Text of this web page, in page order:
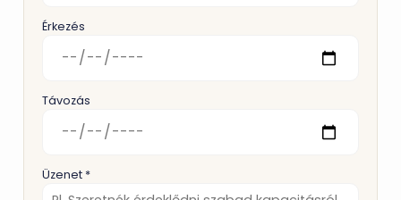
Érkezés
Távozás
Üzenet *